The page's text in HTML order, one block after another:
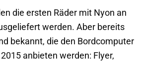
die ersten Räder mit Nyon an
werden. Aber bereits
bekannt, die den Bordcomputer
anbieten werden: Flyer,